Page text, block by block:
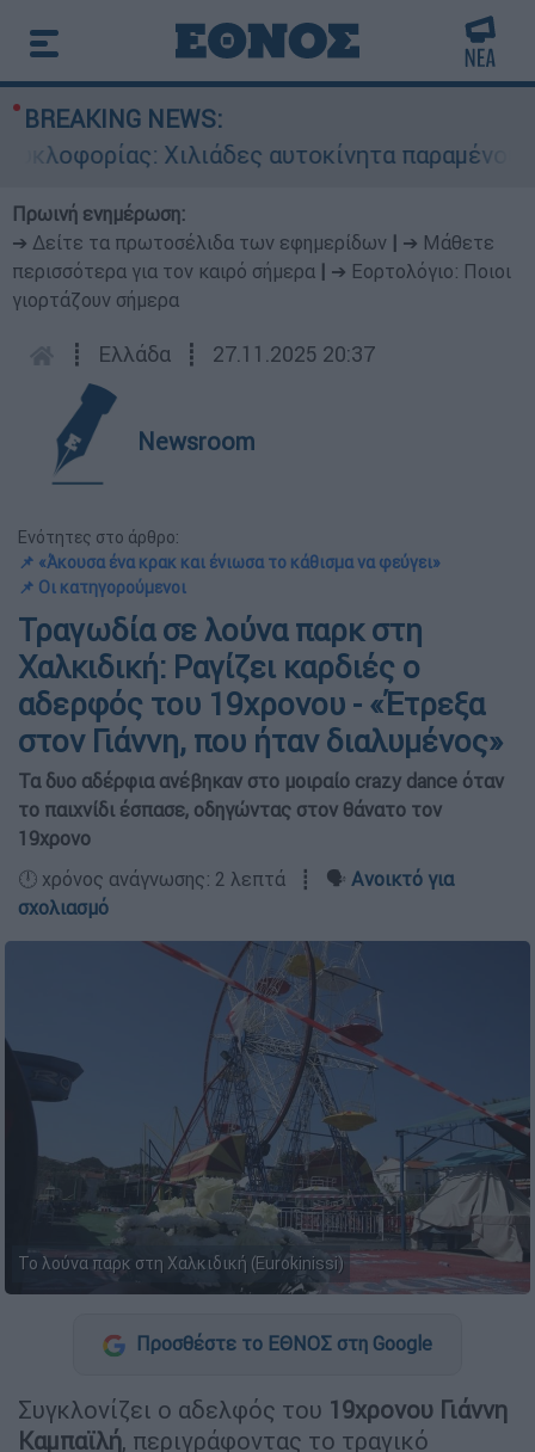
BREAKING NEWS:
Χιλιάδες αυτοκίνητα παραμένουν
Πρωινή ενημέρωση:
➔ Δείτε τα πρωτοσέλιδα των εφημερίδων
➔ Μάθετε
περισσότερα για τον καιρό σήμερα
➔ Εορτολόγιο: Ποιοι
γιορτάζουν σήμερα
┋ Ελλάδα ┋ 27.11.2025 20:37
Newsroom
Ενότητες στο άρθρο:
📌 «Άκουσα ένα κρακ και ένιωσα το κάθισμα να φεύγει»
📌 Οι κατηγορούμενοι
Τραγωδία σε λούνα παρκ στη
Χαλκιδική: Ραγίζει καρδιές ο
αδερφός του 19χρονου - «Έτρεξα
στον Γιάννη, που ήταν διαλυμένος»
Τα δυο αδέρφια ανέβηκαν στο μοιραίο crazy dance όταν
το παιχνίδι έσπασε, οδηγώντας στον θάνατο τον
19χρονο
🕛 χρόνος ανάγνωσης: 2 λεπτά ┋ 🗣️ Ανοικτό για
σχολιασμό
Το λούνα παρκ στη Χαλκιδική (Eurokinissi)
Προσθέστε το ΕΘΝΟΣ στη Google
Συγκλονίζει ο αδελφός του 19χρονου Γιάννη
Καμπαϊλή, περιγράφοντας το τραγικό